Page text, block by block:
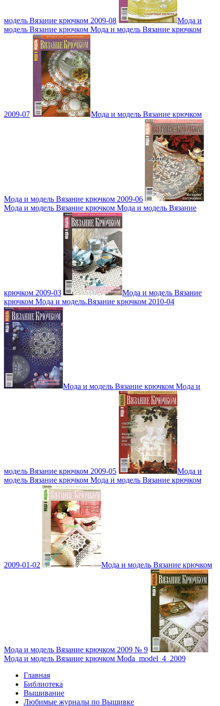
модель Вязание крючком 2009-08
Мода и
модель Вязание крючком Мода и модель Вязание крючком
2009-07 Мода и модель Вязание крючком
Мода и модель Вязание крючком 2009-06
Мода и модель Вязание крючком Мода и модель Вязание
крючком 2009-03
Мода и модель Вязание
крючком Мода и модель.Вязание крючком 2010-04
Мода и модель Вязание крючком Мода и
модель Вязание крючком 2009-05
Мода и
модель Вязание крючком Мода и модель Вязание крючком
2009-01-02 Мода и модель Вязание крючком
Мода и модель Вязание крючком 2009 № 9
Мода и модель Вязание крючком Moda_model_4_2009
Главная
Библиотека
Вышивание
Любимые журналы по Вышивке